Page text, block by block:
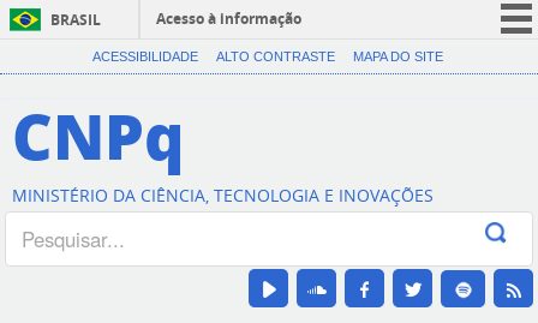
BRASIL
Acesso à informação
CORONAVÍRUS (COVID-19)
Canais
ACESSIBILIDADE ALTO CONTRASTE MAPA DO SITE
CNPq
MINISTÉRIO DA CIÊNCIA, TECNOLOGIA E INOVAÇÕES